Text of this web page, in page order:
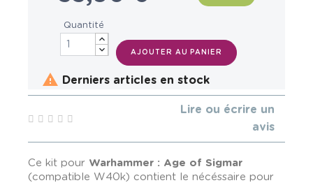
Quantité
AJOUTER AU PANIER
 Derniers articles en stock
Lire ou écrire un
avis
Ce kit pour Warhammer : Age of Sigmar
(compatible W40k) contient le nécéssaire pour